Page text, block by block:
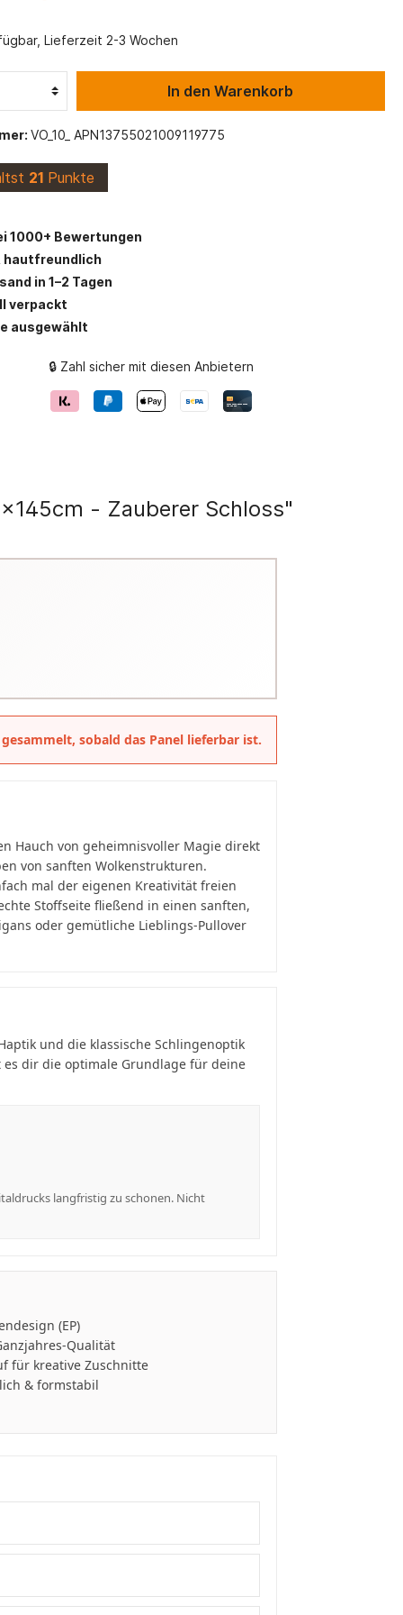
Alpenfleece
Canvas Stoff
Lieferzeit 2-3 Wochen
In den Warenkorb
VO_10_ APN13755021009119775
21 Punkte
1000+ Bewertungen
hautfreundlich
in 1–2 Tagen
verpackt
ausgewählt
🔒 Zahl sicher mit diesen Anbietern
- Zauberer Schloss"
sobald das Panel lieferbar ist.
Hauch von geheimnisvoller Magie direkt
von sanften Wolkenstrukturen.
mal der eigenen Kreativität freien
Stoffseite fließend in einen sanften,
oder gemütliche Lieblings-Pullover
und die klassische Schlingenoptik
dir die optimale Grundlage für deine
langfristig zu schonen. Nicht
(EP)
Qualität
für kreative Zuschnitte
& formstabil